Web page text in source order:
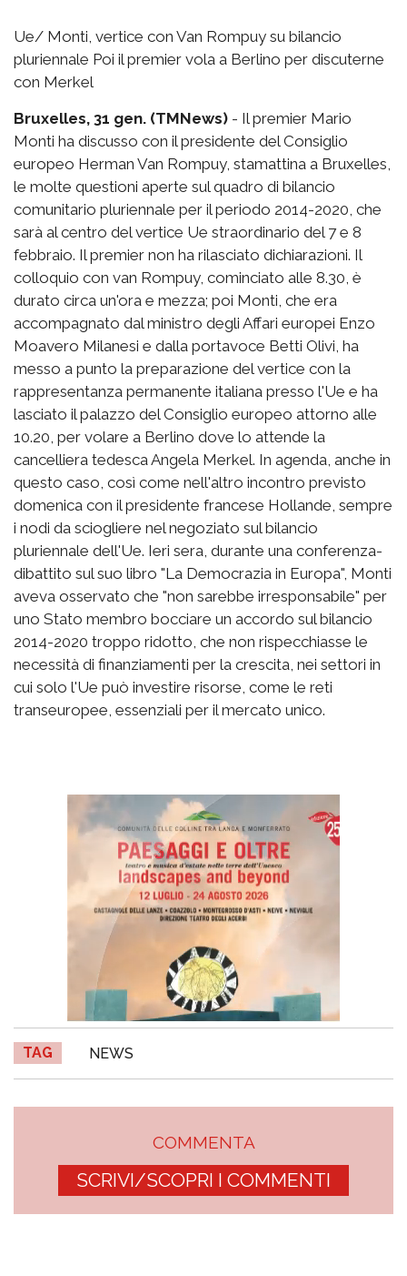
Ue/ Monti, vertice con Van Rompuy su bilancio
pluriennale Poi il premier vola a Berlino per discuterne
con Merkel
Bruxelles, 31 gen. (TMNews) - Il premier Mario
Monti ha discusso con il presidente del Consiglio
europeo Herman Van Rompuy, stamattina a Bruxelles,
le molte questioni aperte sul quadro di bilancio
comunitario pluriennale per il periodo 2014-2020, che
sarà al centro del vertice Ue straordinario del 7 e 8
febbraio. Il premier non ha rilasciato dichiarazioni. Il
colloquio con van Rompuy, cominciato alle 8.30, è
durato circa un'ora e mezza; poi Monti, che era
accompagnato dal ministro degli Affari europei Enzo
Moavero Milanesi e dalla portavoce Betti Olivi, ha
messo a punto la preparazione del vertice con la
rappresentanza permanente italiana presso l'Ue e ha
lasciato il palazzo del Consiglio europeo attorno alle
10.20, per volare a Berlino dove lo attende la
cancelliera tedesca Angela Merkel. In agenda, anche in
questo caso, così come nell'altro incontro previsto
domenica con il presidente francese Hollande, sempre
i nodi da sciogliere nel negoziato sul bilancio
pluriennale dell'Ue. Ieri sera, durante una conferenza-
dibattito sul suo libro "La Democrazia in Europa", Monti
aveva osservato che "non sarebbe irresponsabile" per
uno Stato membro bocciare un accordo sul bilancio
2014-2020 troppo ridotto, che non rispecchiasse le
necessità di finanziamenti per la crescita, nei settori in
cui solo l'Ue può investire risorse, come le reti
transeuropee, essenziali per il mercato unico.
TAG NEWS
COMMENTA
SCRIVI/SCOPRI I COMMENTI